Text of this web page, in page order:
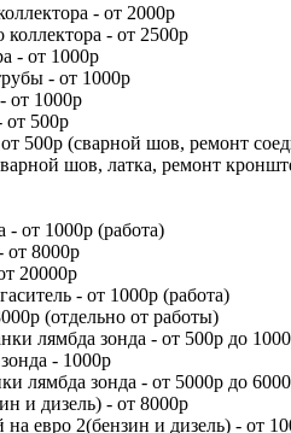
- от 2000р
- от 2500р
- от 1000р
- от 1000р
от 1000р
от 500р
500р (сварной шов, ремонт
шов, латка, ремонт
- от 1000р (работа)
от 8000р
20000р
- от 1000р (работа)
(отдельно от работы)
лямбда зонда - от 500р до
- 1000р
лямбда зонда - от 5000р до
и дизель) - от 8000р
евро 2(бензин и дизель) - от